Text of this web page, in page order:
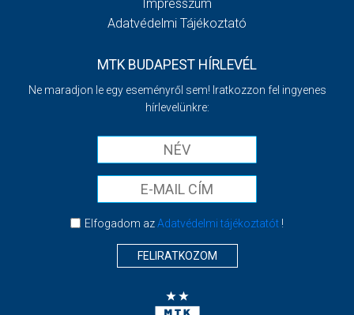
Impresszum
Adatvédelmi Tájékoztató
MTK BUDAPEST HÍRLEVÉL
Ne maradjon le egy eseményről sem! Iratkozzon fel ingyenes
hírlevelünkre:
Elfogadom azAdatvédelmi tájékoztatót!
FELIRATKOZOM